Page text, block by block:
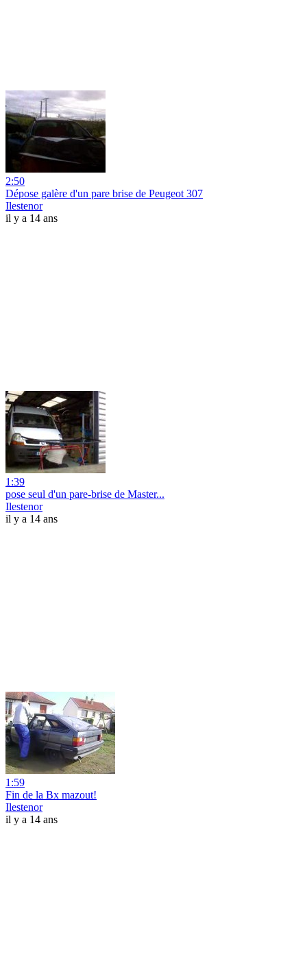
2:50
Dépose galère d'un pare brise de Peugeot 307
Ilestenor
il y a 14 ans
1:39
pose seul d'un pare-brise de Master...
Ilestenor
il y a 14 ans
1:59
Fin de la Bx mazout!
Ilestenor
il y a 14 ans